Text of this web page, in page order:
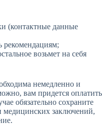
(контактные данные
рекомендациям;
возьмет на себя
немедленно и
вам придется оплатить
обязательно сохраните
медицинских заключений,